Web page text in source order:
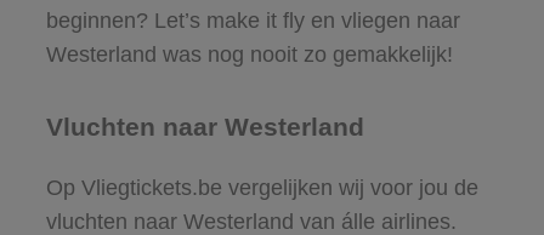
beginnen? Let’s make it fly en vliegen naar
Westerland was nog nooit zo gemakkelijk!
Vluchten naar Westerland
Op Vliegtickets.be vergelijken wij voor jou de
vluchten naar Westerland van álle airlines.